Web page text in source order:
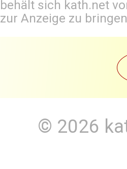
behält sich kath.net
zur Anzeige zu
© 2026